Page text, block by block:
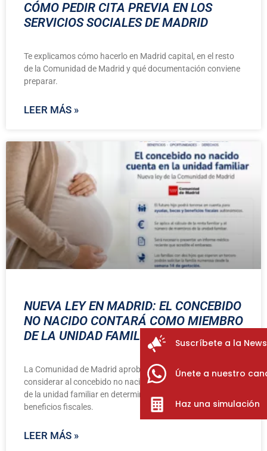
CÓMO PEDIR CITA PREVIA EN LOS
SERVICIOS SOCIALES DE MADRID
Te explicamos cómo hacerlo en Madrid capital, en el resto
de la Comunidad de Madrid y qué documentación conviene
preparar.
LEER MÁS »
NUEVA LEY EN MADRID: EL CONCEBIDO
NO NACIDO CONTARÁ COMO MIEMBRO
DE LA UNIDAD FAMILIAR
La Comunidad de Madrid aprobó una nueva ley que permite
considerar al concebido no nacido como un miembro más
de la unidad familiar en determinadas ayudas, becas y
beneficios fiscales.
LEER MÁS »
Suscríbete a la
Únete a nuestro
Haz una simulación